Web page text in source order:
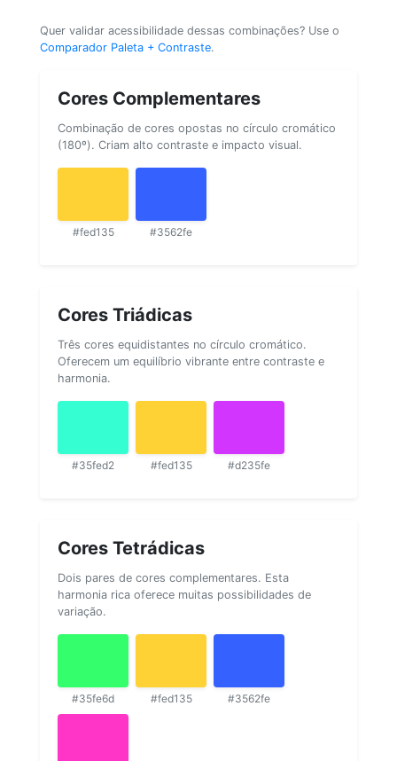
Quer validar acessibilidade dessas combinações? Use o
Comparador Paleta + Contraste.
Cores Complementares
Combinação de cores opostas no círculo cromático
(180º). Criam alto contraste e impacto visual.
#fed135 #3562fe
Cores Triádicas
Três cores equidistantes no círculo cromático.
Oferecem um equilíbrio vibrante entre contraste e
harmonia.
#35fed2 #fed135 #d235fe
Cores Tetrádicas
Dois pares de cores complementares. Esta
harmonia rica oferece muitas possibilidades de
variação.
#35fe6d #fed135 #3562fe